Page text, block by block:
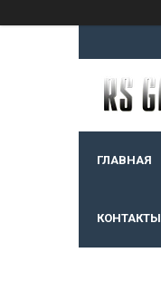
ГЛАВНАЯ
КОНТАКТЫ